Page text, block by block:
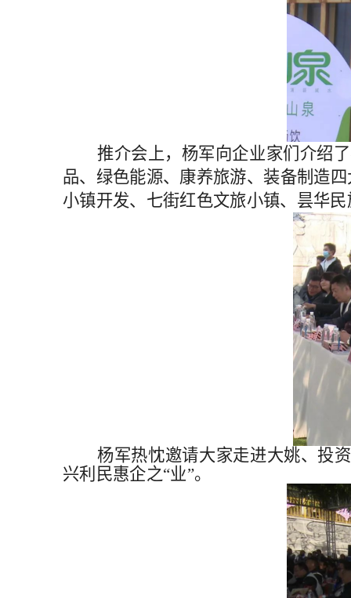
推介会上，杨军向企业家们介绍
品、绿色能源、康养旅游、装备制造
小镇开发、七街红色文旅小镇、昙华
杨军热忱邀请大家走进大姚、投
兴利民惠企之“业”。